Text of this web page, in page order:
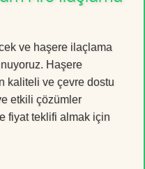
ve haşere ilaçlama
Haşere
kaliteli ve çevre dostu
etkili çözümler
fiyat teklifi almak için